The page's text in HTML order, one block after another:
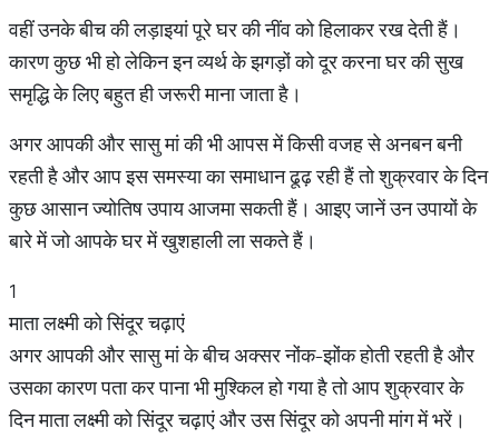
वहीं उनके बीच की लड़ाइयां पूरे घर की नींव को हिलाकर रख देती हैं।
कारण कुछ भी हो लेकिन इन व्यर्थ के झगड़ों को दूर करना घर की सुख
समृद्धि के लिए बहुत ही जरूरी माना जाता है।
अगर आपकी और सासु मां की भी आपस में किसी वजह से अनबन बनी
रहती है और आप इस समस्या का समाधान ढूढ़ रही हैं तो शुक्रवार के दिन
कुछ आसान ज्योतिष उपाय आजमा सकती हैं। आइए जानें उन उपायों के
बारे में जो आपके घर में खुशहाली ला सकते हैं।
1
माता लक्ष्मी को सिंदूर चढ़ाएं
अगर आपकी और सासु मां के बीच अक्सर नोंक-झोंक होती रहती है और
उसका कारण पता कर पाना भी मुश्किल हो गया है तो आप शुक्रवार के
दिन माता लक्ष्मी को सिंदूर चढ़ाएं और उस सिंदूर को अपनी मांग में भरें।